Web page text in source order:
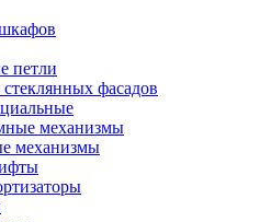
петли
фасадов
механизмы
механизмы